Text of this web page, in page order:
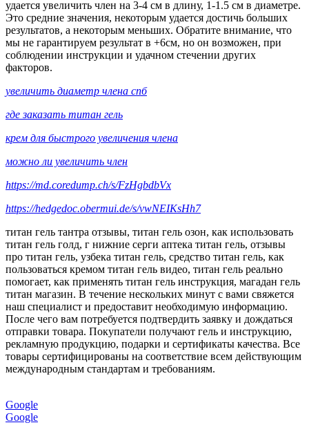
удается увеличить член на 3-4 см в длину, 1-1.5 см в диаметре.
Это средние значения, некоторым удается достичь больших
результатов, а некоторым меньших. Обратите внимание, что
мы не гарантируем результат в +6см, но он возможен, при
соблюдении инструкции и удачном стечении других
факторов.
увеличить диаметр члена спб
где заказать титан гель
крем для быстрого увеличения члена
можно ли увеличить член
https://md.coredump.ch/s/FzHgbdbVx
https://hedgedoc.obermui.de/s/vwNEIKsHh7
титан гель тантра отзывы, титан гель озон, как использовать
титан гель голд, г нижние серги аптека титан гель, отзывы
про титан гель, узбека титан гель, средство титан гель, как
пользоваться кремом титан гель видео, титан гель реально
помогает, как применять титан гель инструкция, магадан гель
титан магазин. В течение нескольких минут с вами свяжется
наш специалист и предоставит необходимую информацию.
После чего вам потребуется подтвердить заявку и дождаться
отправки товара. Покупатели получают гель и инструкцию,
рекламную продукцию, подарки и сертификаты качества. Все
товары сертифицированы на соответствие всем действующим
международным стандартам и требованиям.
Google
Google